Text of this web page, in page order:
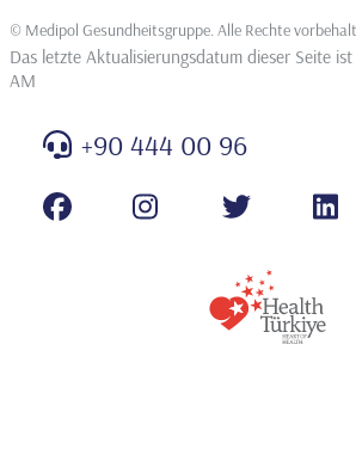
© Medipol Gesundheitsgruppe. Alle Rechte
Das letzte Aktualisierungsdatum dieser Seite ist
AM
+90 444 00 96